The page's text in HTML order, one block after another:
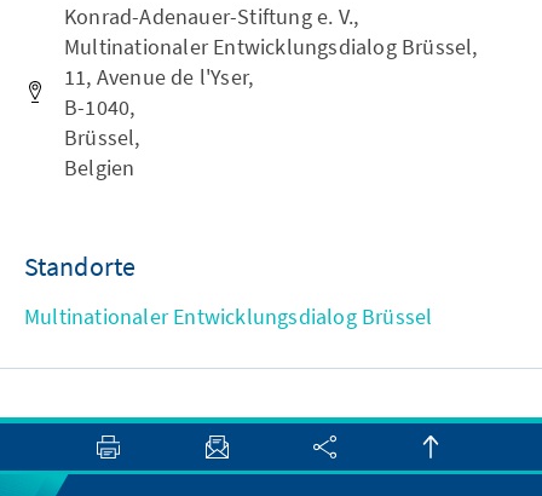
Konrad-Adenauer-Stiftung e. V.,
Multinationaler Entwicklungsdialog Brüssel,
11, Avenue de l'Yser,
B-1040,
Brüssel,
Belgien
Standorte
Multinationaler Entwicklungsdialog Brüssel